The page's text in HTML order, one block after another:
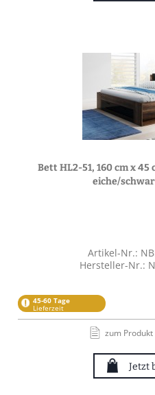
Bett HL2-51, 160 cm x
eiche/
Artikel-Nr.:
Hersteller-Nr.:
45-60 Tage
Lieferzeit
zum Produkt
Jetzt